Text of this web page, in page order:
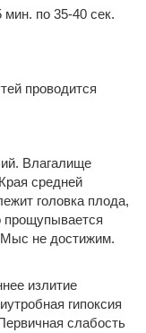
мин. по 35-40 сек.
проводится
Влагалище
средней
головка плода,
прощупывается
не достижим.
излитие
гипоксия
слабость